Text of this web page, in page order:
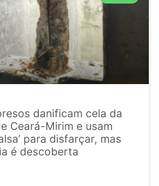
danificam cela da
Ceará-Mirim e usam
para disfarçar, mas
é descoberta